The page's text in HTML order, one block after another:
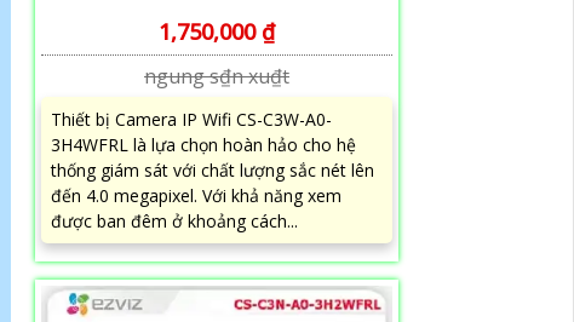
1,750,000 ₫
ngung s₫n xu₫t
Thiết bị Camera IP Wifi CS-C3W-A0-
3H4WFRL là lựa chọn hoàn hảo cho hệ
thống giám sát với chất lượng sắc nét lên
đến 4.0 megapixel. Với khả năng xem
được ban đêm ở khoảng cách...